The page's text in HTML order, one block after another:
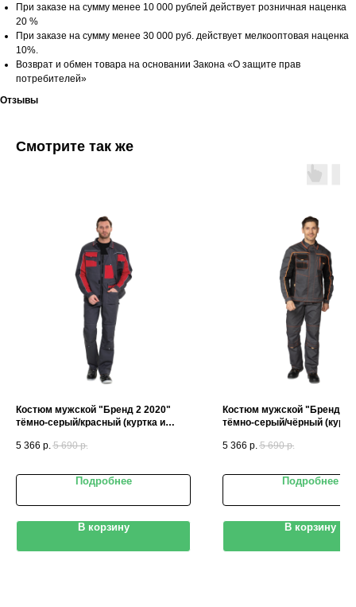
При заказе на сумму менее 10 000 рублей действует розничная наценка
20 %
При заказе на сумму менее 30 000 руб. действует мелкооптовая наценка
10%.
Возврат и обмен товара на основании Закона «О защите прав
потребителей»
Отзывы
Смотрите так же
Костюм мужской "Бренд 2 2020"
тёмно-серый/красный (куртка и
5 366 р. 5 690 р.
Подробнее
В корзину
Костюм мужской "Бренд 2
тёмно-серый/чёрный
5 366 р. 5 690 р.
Подробнее
В корзину